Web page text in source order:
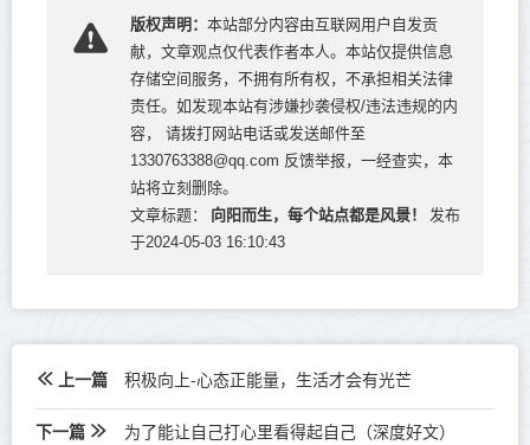
版权声明： 本站部分内容由互联网用户自发贡
献，文章观点仅代表作者本人。本站仅提供信息
存储空间服务，不拥有所有权，不承担相关法律
责任。如发现本站有涉嫌抄袭侵权/违法违规的内
容， 请拨打网站电话或发送邮件至
1330763388@qq.com 反馈举报，一经查实，本
站将立刻删除。
文章标题：
向阳而生，每个站点都是风景！
发布
于2024-05-03 16:10:43
上一篇 积极向上-心态正能量，生活才会有光芒
下一篇 为了能让自己打心里看得起自己（深度好文）